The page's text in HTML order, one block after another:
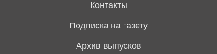
Контакты
Подписка на газету
Архив выпусков